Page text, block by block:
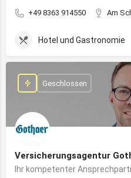
+49 8363 914550 Am
Hotel und Gastronomie
Versicherungsagentur
Ihr kompetenter
Geschlossen